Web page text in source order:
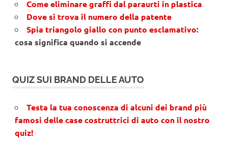
Come eliminare graffi dal paraurti in plastica
Dove si trova il numero della patente
Spia triangolo giallo con punto esclamativo:
cosa significa quando si accende
QUIZ SUI BRAND DELLE AUTO
Testa la tua conoscenza di alcuni dei brand più
famosi delle case costruttrici di auto con il nostro
quiz!